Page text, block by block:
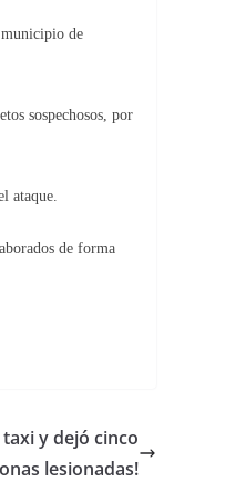
de
sospechosos, por
ataque.
de forma
y dejó cinco
lesionadas!